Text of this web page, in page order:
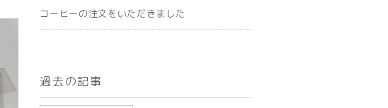
コーヒーの注文をいただきました
過去の記事